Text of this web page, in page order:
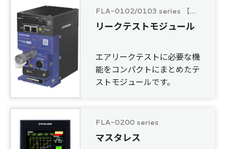
FLA-0102/0103 series 【PINO series】
リークテストモジュール
エアリークテストに必要な機
能をコンパクトにまとめたテ
ストモジュールです。
FLA-0200 series
マスタレス